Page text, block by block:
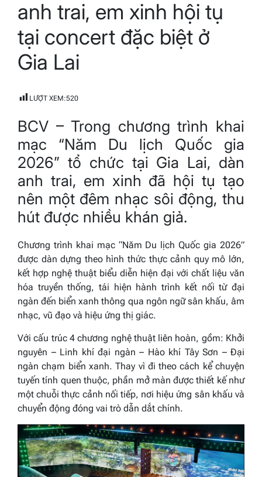
anh trai, em xinh hội tụ
tại concert đặc biệt ở
Gia Lai
LƯỢT XEM:520
BCV – Trong chương trình khai
mạc “Năm Du lịch Quốc gia
2026” tổ chức tại Gia Lai, dàn
anh trai, em xinh đã hội tụ tạo
nên một đêm nhạc sôi động, thu
hút được nhiều khán giả.
Chương trình khai mạc “Năm Du lịch Quốc gia 2026”
được dàn dựng theo hình thức thực cảnh quy mô lớn,
kết hợp nghệ thuật biểu diễn hiện đại với chất liệu văn
hóa truyền thống, tái hiện hành trình kết nối từ đại
ngàn đến biển xanh thông qua ngôn ngữ sân khấu, âm
nhạc, vũ đạo và hiệu ứng thị giác.
Với cấu trúc 4 chương nghệ thuật liên hoàn, gồm: Khởi
nguyên – Linh khí đại ngàn – Hào khí Tây Sơn – Đại
ngàn chạm biển xanh. Thay vì đi theo cách kể chuyện
tuyến tính quen thuộc, phần mở màn được thiết kế như
một chuỗi thực cảnh nối tiếp, nơi hiệu ứng sân khấu và
chuyển động đóng vai trò dẫn dắt chính.